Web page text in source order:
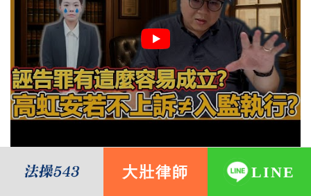
高虹安誣告案二審出爐｜誣告罪有這麼容易成立？ 高虹安
不上訴就會被關？這句話其實不太對！
大壯律師 LINE